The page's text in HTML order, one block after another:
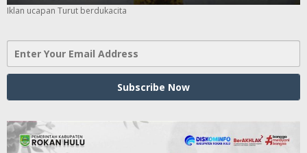
Iklan ucapan Turut berdukacita